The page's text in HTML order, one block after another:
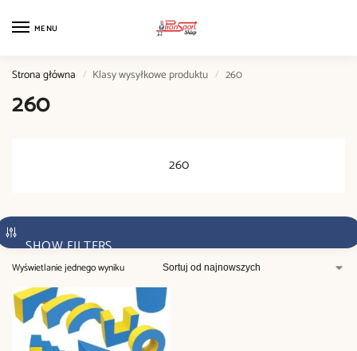
MENU
Strona główna / Klasy wysyłkowe produktu / 260
260
260
SHOW FILTERS
Wyświetlanie jednego wyniku